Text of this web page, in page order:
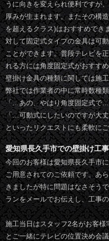
うに向きを変えられ便利ですが
厚みが生まれます。またその構
を超えるクラス)はおすすめでき
対して固定式タイプの金具は可
ことができます。普段テレビを
れる方には角度固定式がおすす
壁掛け金具の種類に関しては施
弊社では作業者の中に常時数種
「…あの、やはり角度固定式で
「…可動式にしたいのですが大
といったリクエストにも柔軟に
愛知県長久手市での壁掛け工事
今回のお客様は愛知県長久手市
ご用意されてのご依頼です。あ
きましたが特に問題はなさそう
ランをメールでお伝えし、工事
施工当日はスタッフ2名がお客
とご一緒にテレビの位置決め会